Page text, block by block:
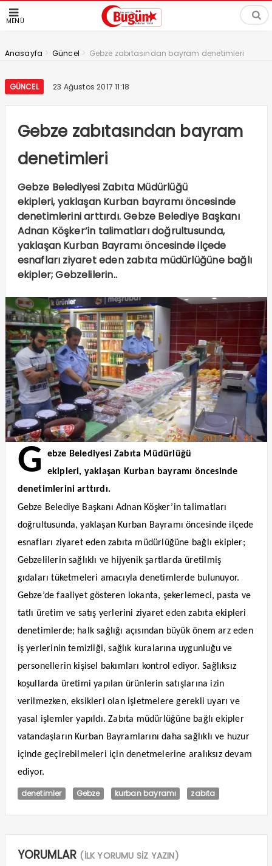
MENÜ
Anasayfa > Güncel > Gebze zabıtasından bayram denetimleri
GÜNCEL 23 Ağustos 2017 11:18
Gebze zabıtasından bayram
denetimleri
Gebze Belediyesi Zabıta Müdürlüğü
ekipleri, yaklaşan Kurban bayramı öncesinde
denetimlerini arttırdı. Gebze Belediye Başkanı
Adnan Köşker’in talimatları doğrultusunda,
yaklaşan Kurban Bayramı öncesinde ilçede
esnafları ziyaret eden zabıta müdürlüğüne bağlı
ekipler; Gebzelilerin..
G
ebze Belediyesi Zabıta Müdürlüğü
ekipleri, yaklaşan Kurban bayramı öncesinde
denetimlerini arttırdı.
Gebze Belediye Başkanı Adnan Köşker’in talimatları
doğrultusunda, yaklaşan Kurban Bayramı öncesinde ilçede
esnafları ziyaret eden zabıta müdürlüğüne bağlı ekipler;
Gebzelilerin sağlıklı ve hijyenik şartlarda üretilmiş
gıdaları tüketmeleri amacıyla denetimlerde bulunuyor.
Gebze’de faaliyet gösteren lokanta, şekerlemeci, pasta ve
tatlı üretim ve satış yerlerini ziyaret eden zabıta ekipleri
denetimlerde; halk sağlığı açısından büyük önem arz eden
iş yerlerinin temizliği, sağlık kuralarına uygunluğu ve
personellerin kişisel bakımları kontrol ediyor. Sağlıksız
koşullarda üretimi yapılan ürünlerin satışlarına izin
verilmezken, eksikleri olan işletmelere gerekli uyarı ve
yasal işlemler yapıldı. Zabıta müdürlüğüne bağlı ekipler
vatandaşların Kurban Bayramlarını daha sağlıklı ve huzur
içinde geçirebilmeleri için denetmelerine aralıksız devam
ediyor.
denetimler Gebze kurban bayramı zabıta
YORUMLAR (İLK YORUMU SİZ YAZIN)